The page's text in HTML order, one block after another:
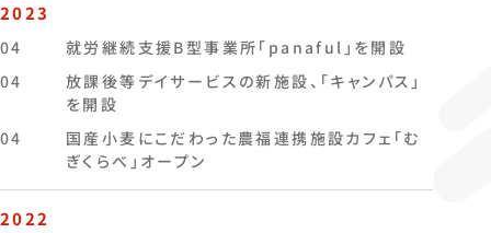
2023
04
就労継続支援B型事業所「panaful」を開設
04
放課後等デイサービスの新施設、「キャンパス」
を開設
04
国産小麦にこだわった農福連携施設カフェ「む
ぎくらべ」オープン
2022